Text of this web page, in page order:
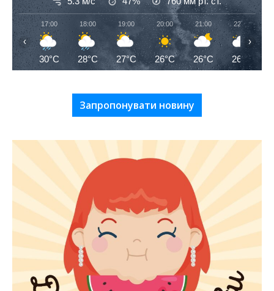
17:00
30°C
18:00
28°C
19:00
27°C
20:00
26°C
21:00
26°C
22:00
26°C
‹ ›
Запропонувати новину